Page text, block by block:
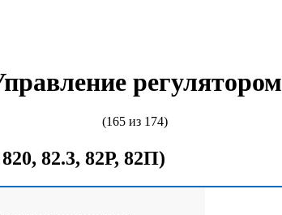
регулятором
(165 из 174)
82.3, 82Р, 82П)